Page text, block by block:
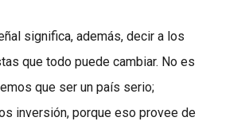
significa, además, decir a los
que todo puede cambiar. No es
que ser un país serio;
inversión, porque eso provee de